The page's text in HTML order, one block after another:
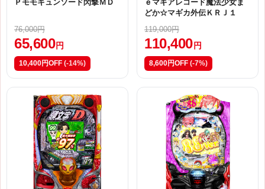
Ｐモモキュンソード閃撃ＭＤ
76,000円
65,600円
10,400円OFF (-14%)
ｅマギアレコード魔法少女ま
どか☆マギカ外伝ＫＲＪ１
119,000円
110,400円
8,600円OFF (-7%)